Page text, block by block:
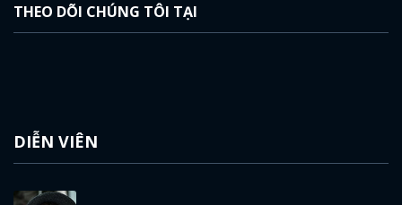
THEO DÕI CHÚNG TÔI TẠI
DIỄN VIÊN